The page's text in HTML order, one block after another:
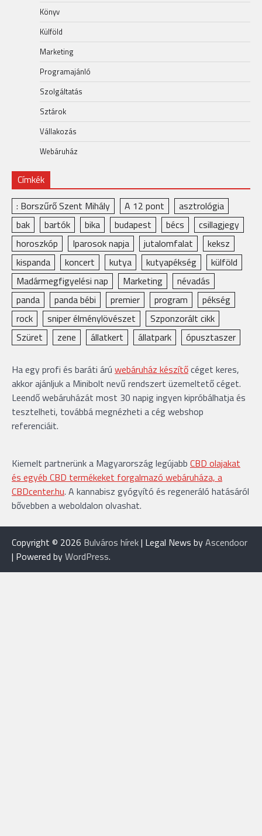
Könyv
Külföld
Marketing
Programajánló
Szolgáltatás
Sztárok
Vállakozás
Webáruház
Címkék
: Borszűrő Szent Mihály
A 12 pont
asztrológia
bak
bartók bika budapest bécs
csillagjegy
horoszkóp
Iparosok napja jutalomfalat
keksz
kispanda
koncert kutya kutyapékség
külföld
Madármegfigyelési nap
Marketing
névadás
panda
panda bébi premier program
pékség
rock
sniper élménylövészet
Szponzorált cikk
Szüret
zene állatkert állatpark ópusztaszer
Ha egy profi és baráti árú webáruház készítőcéget keres,
akkor ajánljuk a Minibolt nevű rendszert üzemeltető céget.
Leendő webáruházát most 30 napig ingyen kipróbálhatja és
tesztelheti, továbbá megnézheti a cég webshop
referenciáit.
Kiemelt partnerünk a Magyarország legújabb CBD olajakat
és egyéb CBD termékeket forgalmazó webáruháza, a
CBDcenter.hu. A kannabisz gyógyító és regeneráló hatásáról
bővebben a weboldalon olvashat.
Copyright © 2026 Bulváros hírek| Legal News byAscendoor
| Powered byWordPress.